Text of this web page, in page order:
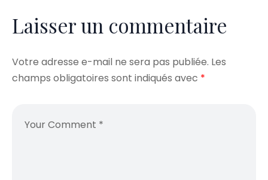
Laisser un commentaire
Votre adresse e-mail ne sera pas publiée. Les
champs obligatoires sont indiqués avec *